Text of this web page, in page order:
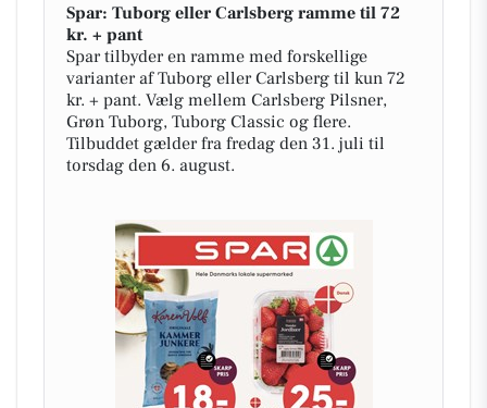
Spar: Tuborg eller Carlsberg ramme til 72
kr. + pant
Spar tilbyder en ramme med forskellige
varianter af Tuborg eller Carlsberg til kun 72
kr. + pant. Vælg mellem Carlsberg Pilsner,
Grøn Tuborg, Tuborg Classic og flere.
Tilbuddet gælder fra fredag den 31. juli til
torsdag den 6. august.